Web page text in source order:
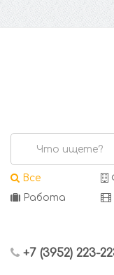
Все
Работа
+7 (3952) 223-